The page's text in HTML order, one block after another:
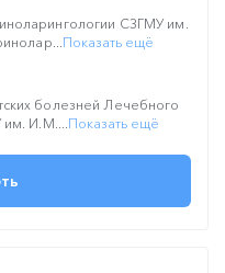
СЗГМУ им.
Показать ещё
болезней Лечебного
им. И.М....Показать ещё